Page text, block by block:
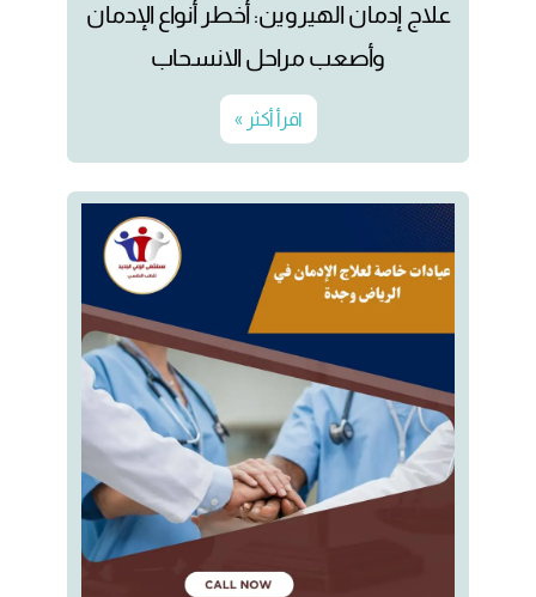
علاج إدمان الهيروين: أخطر أنواع الإدمان
وأصعب مراحل الانسحاب
اقرأ أكثر »